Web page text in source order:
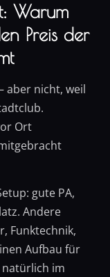
Warum
Preis der
aber nicht, weil
Ort
gute PA,
Andere
Funktechnik,
Aufbau für
natürlich im